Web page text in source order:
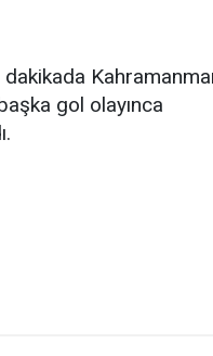
gol olayınca